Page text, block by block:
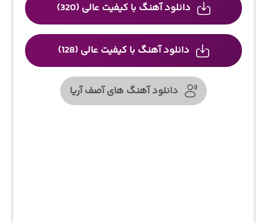
دانلود آهنگ با کیفیت عالی (320)
دانلود آهنگ با کیفیت عالی (128)
دانلود آهنگ های آصف آریا